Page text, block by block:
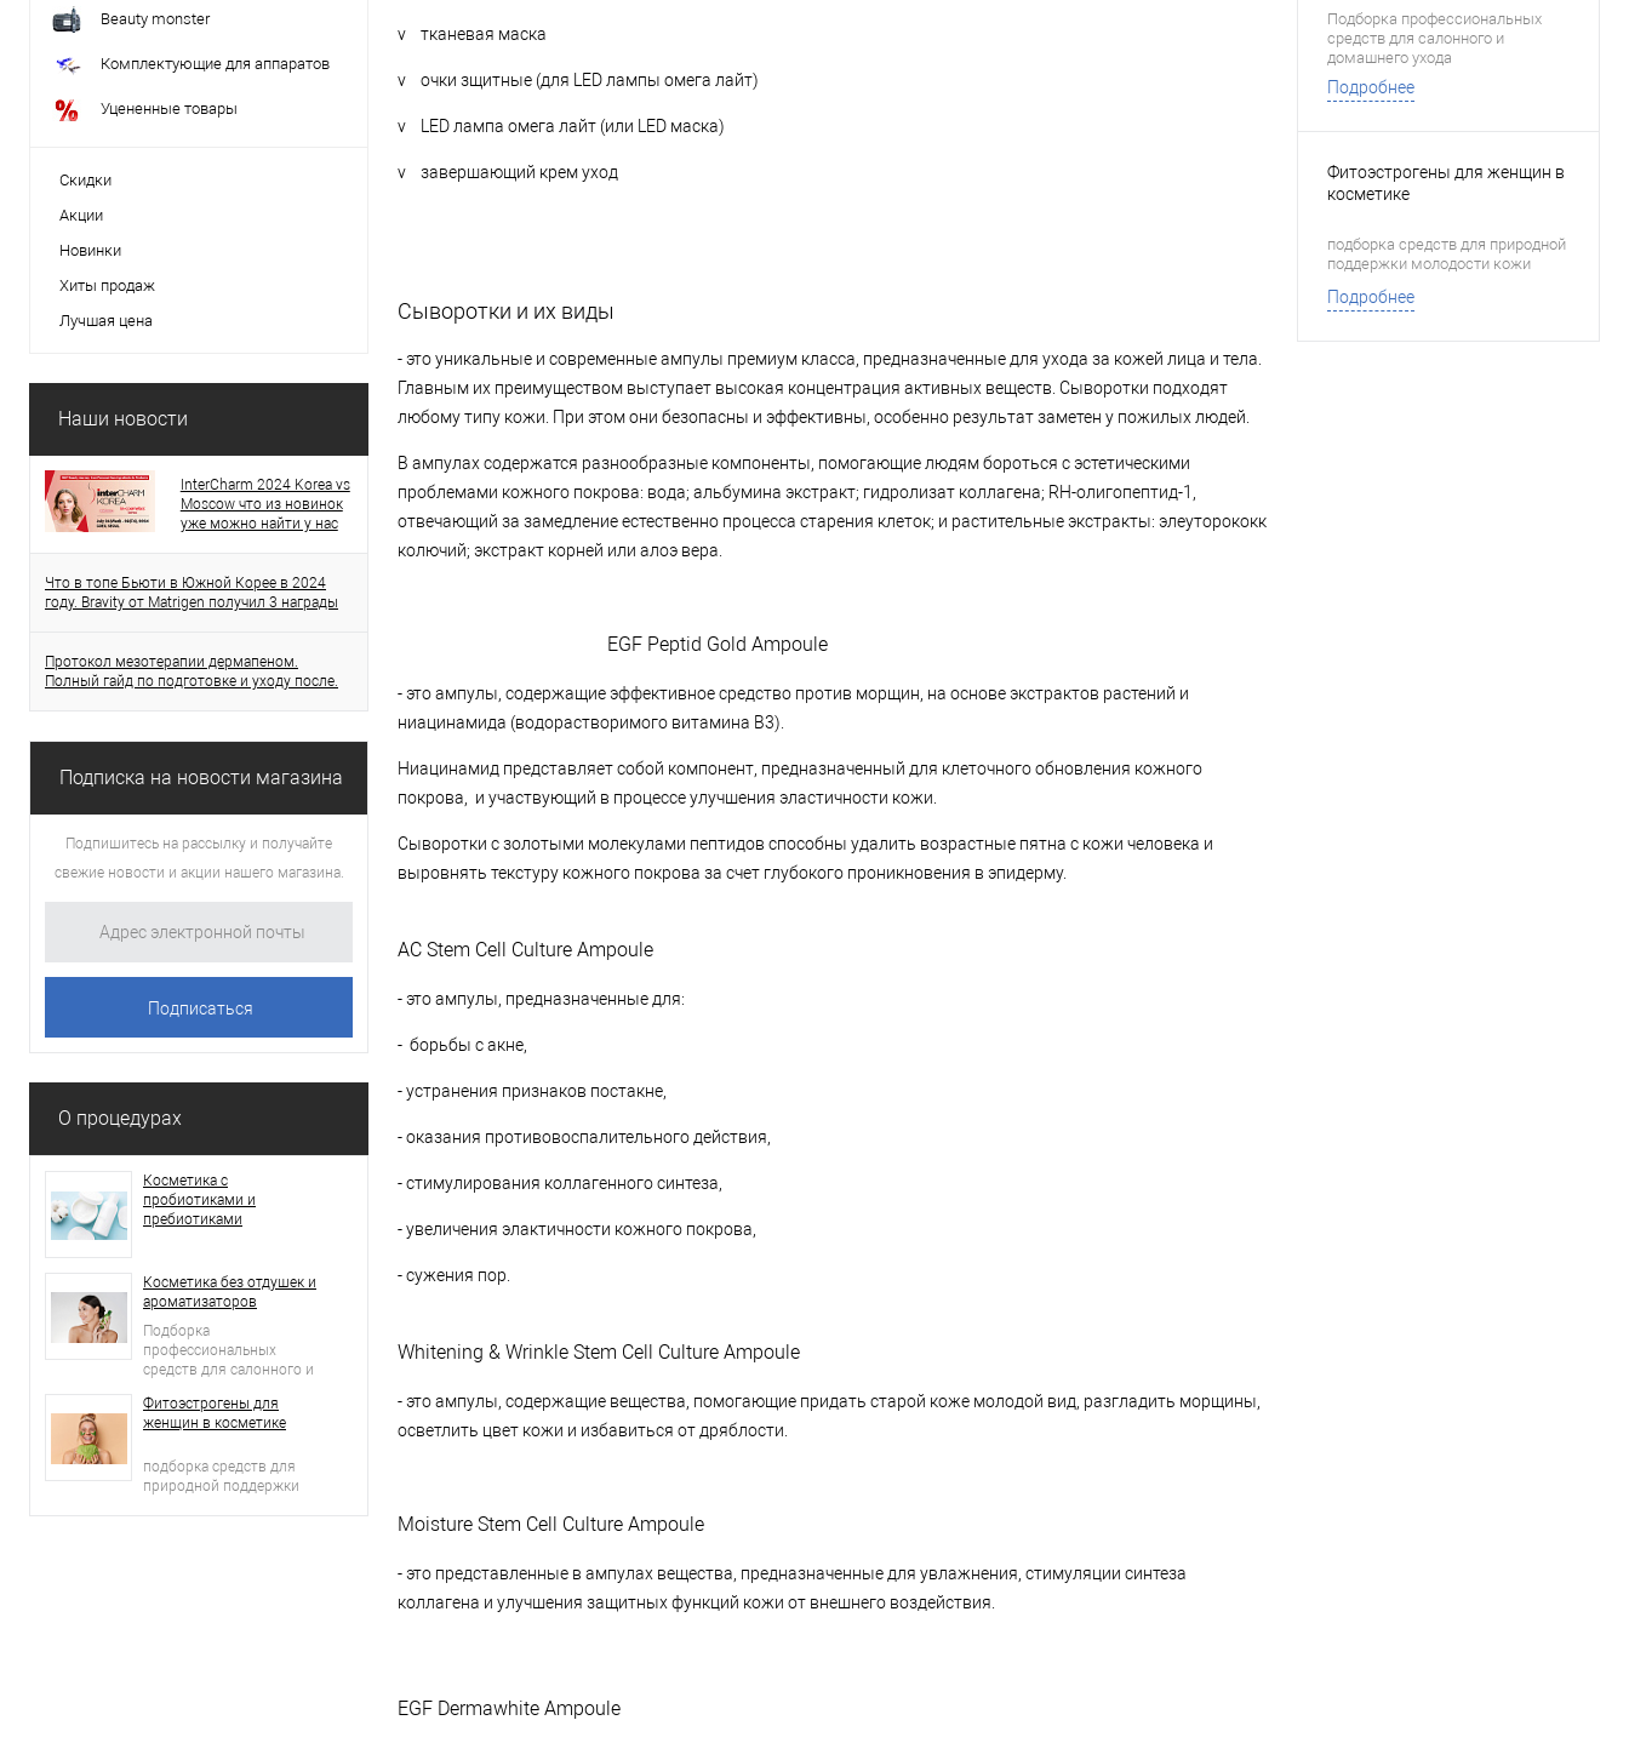
Beauty monster
Комплектующие для аппаратов
Уцененные товары
Скидки
Акции
Новинки
Хиты продаж
Лучшая цена
Наши новости
InterCharm 2024 Korea vs
Moscow что из новинок
уже можно найти у нас
Что в топе Бьюти в Южной Корее в 2024
году. Bravity от Matrigen получил 3 награды
Протокол мезотерапии дермапеном.
Полный гайд по подготовке и уходу после.
Подписка на новости магазина
Подпишитесь на рассылку и получайте
свежие новости и акции нашего магазина.
О процедурах
Косметика с
пробиотиками и
пребиотиками
Косметика без отдушек и
ароматизаторов
Подборка
профессиональных
средств для салонного и
Фитоэстрогены для
женщин в косметике
подборка средств для
природной поддержки
v тканевая маска
v очки зщитные (для LED лампы омега лайт)
v LED лампа омега лайт (или LED маска)
v завершающий крем уход
Сыворотки и их виды
- это уникальные и современные ампулы премиум класса, предназначенные для ухода за кожей лица и тела.
Главным их преимуществом выступает высокая концентрация активных веществ. Сыворотки подходят
любому типу кожи. При этом они безопасны и эффективны, особенно результат заметен у пожилых людей.
В ампулах содержатся разнообразные компоненты, помогающие людям бороться с эстетическими
проблемами кожного покрова: вода; альбумина экстракт; гидролизат коллагена; RH-олигопептид-1,
отвечающий за замедление естественно процесса старения клеток; и растительные экстракты: элеуторококк
колючий; экстракт корней или алоэ вера.
EGF Peptid Gold Ampoule
- это ампулы, содержащие эффективное средство против морщин, на основе экстрактов растений и
ниацинамида (водорастворимого витамина В3).
Ниацинамид представляет собой компонент, предназначенный для клеточного обновления кожного
покрова, и участвующий в процессе улучшения эластичности кожи.
Сыворотки с золотыми молекулами пептидов способны удалить возрастные пятна с кожи человека и
выровнять текстуру кожного покрова за счет глубокого проникновения в эпидерму.
AC Stem Cell Culture Ampoule
- это ампулы, предназначенные для:
- борьбы с акне,
- устранения признаков постакне,
- оказания противовоспалительного действия,
- стимулирования коллагенного синтеза,
- увеличения элактичности кожного покрова,
- сужения пор.
Whitening & Wrinkle Stem Cell Culture Ampoule
- это ампулы, содержащие вещества, помогающие придать старой коже молодой вид, разгладить морщины,
осветлить цвет кожи и избавиться от дряблости.
Moisture Stem Cell Culture Ampoule
- это представленные в ампулах вещества, предназначенные для увлажнения, стимуляции синтеза
коллагена и улучшения защитных функций кожи от внешнего воздействия.
EGF Dermawhite Ampoule
Подборка профессиональных
средств для салонного и
домашнего ухода
Подробнее
Фитоэстрогены для женщин в
косметике
подборка средств для природной
поддержки молодости кожи
Подробнее